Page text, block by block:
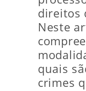
direitos
Neste
quais
crimes